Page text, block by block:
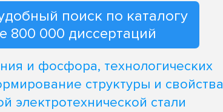
поиск по каталогу
800 000 диссертаций
и фосфора, технологических
структуры и свойства
электротехнической стали